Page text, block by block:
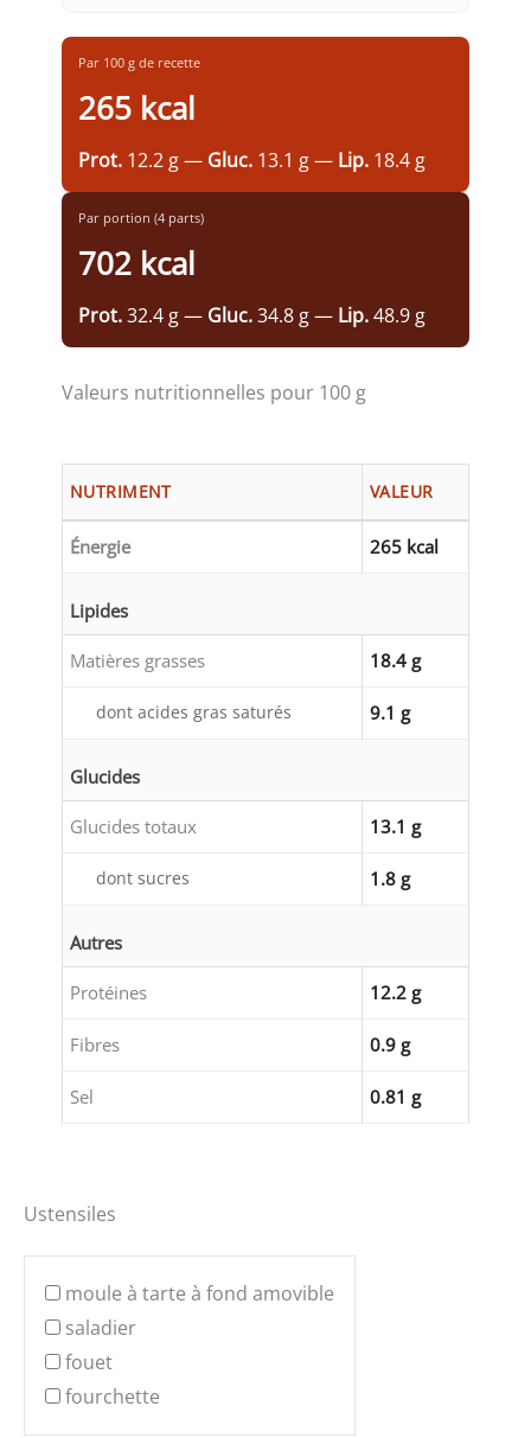
Par 100 g de recette
265 kcal
Prot. 12.2 g — Gluc. 13.1 g — Lip. 18.4 g
Par portion (4 parts)
702 kcal
Prot.32.4 g — Gluc.34.8 g — Lip.48.9 g
Valeurs nutritionnelles pour 100 g
NUTRIMENT VALEUR
Énergie 265 kcal
Lipides
Matières grasses 18.4 g
dont acides gras saturés 9.1 g
Glucides
Glucides totaux 13.1 g
dont sucres 1.8 g
Autres
Protéines 12.2 g
Fibres 0.9 g
Sel 0.81 g
Ustensiles
moule à tarte à fond amovible
saladier
fouet
fourchette